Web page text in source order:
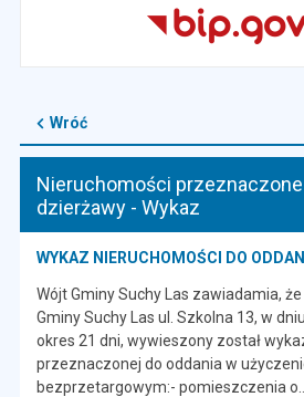
Wróć
Nieruchomości
dzierżawy - Wykaz
WYKAZ NIERUCHOMOŚCI DO
Wójt Gminy Suchy Las zawiadamia,
Gminy Suchy Las ul. Szkolna 13, w
okres 21 dni, wywieszony został
przeznaczonej do oddania w
bezprzetargowym:- pomieszczenia o…